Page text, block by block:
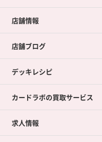
店舗情報
店舗ブログ
デッキレシピ
カードラボの買取サービス
カードラボの買取サービスTOP
求人情報